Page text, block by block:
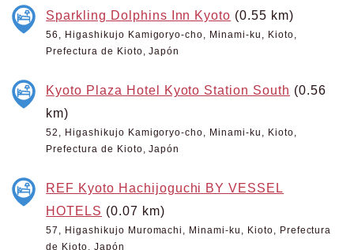
Sparkling Dolphins Inn Kyoto (0.55 km)
56, Higashikujo Kamigoryo-cho, Minami-ku, Kioto,
Prefectura de Kioto, Japón
Kyoto Plaza Hotel Kyoto Station South (0.56
km)
52, Higashikujo Kamigoryo-cho, Minami-ku, Kioto,
Prefectura de Kioto, Japón
REF Kyoto Hachijoguchi BY VESSEL
HOTELS (0.07 km)
57, Higashikujo Muromachi, Minami-ku, Kioto, Prefectura
de Kioto, Japón